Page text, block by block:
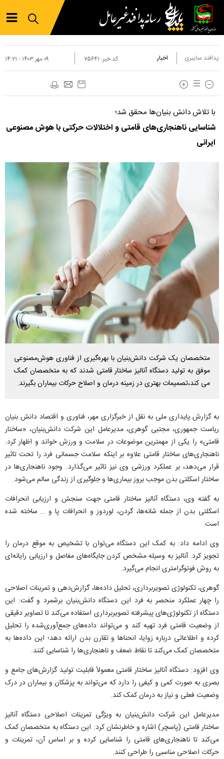
پدافند سایبری اخبار ۰۹ مهر ۱۴۰۳ - ۱۴:۲۱ کد خبر: ۷۵۶۴۱
با تلاش دانش بنیان‌ها محقق شد؛
شناسایی ناهنجاری‌های قامتی و اختلالات حرکتی با هوش مصنوعی
ایرانی
متخصصان یک شرکت دانش‌بنیان با بهره‌گیری از فناوری هوش‌مصنوعی
موفق به تولید دستگاه آنالیز ساختار قامتی شدند که به متخصصان کمک
می کند،تصمیمات بهتری در زمینه درمان و اصلاح حرکات بیماران بگیرند.
به گزارش پایداری ملی به نقل از خبرگزاری مهر، فناوری و اقتصاد دانش بنیان
ریاست جمهوری، مجتبی گوهری، مدیرعامل این شرکت دانش‌بنیان، «ساختار
قامتی» را یکی از مهمترین موضوعات در سلامت و ورزش خواند و اظهار کرد:
ناهنجاری‌های ساختار قامتی علاوه بر اینکه سلامت جسمانی فرد را تحت تاثیر
قرار می‌دهد، بر عملکرد ورزشی وی نیز تاثیر می‌گذارد. وجود ناهنجاری‌ها در
ساختار اسکلتی بدن موجب بروز بیماری‌ها و جلوگیری از زندگی سالم می‌شود.
به گفته وی، دستگاه آنالیز ساختار قامتی جهت سنجش و ارزیابی انحرافات
اسکلتی بدن از جمله شانه‌ها، گردن، لوردوز و انحرافات پا و … ساخته شده
است.
وی ادامه داد: به کمک این دستگاه می‌توان با تشخیص به موقع درمان را
تجویز کرد. آنالیز به وسیله مشخص کردن جایگاه‌های مفاصل و ارزیابی رایانه‌ای
به روش فوتوگرامتری انجام می‌گیرد.
گوهری، تکنولوژی تصویربرداری، تحلیل داده‌ها، گزارش‌دهی و تمرینات اصلاحی
را چهار عملکرد منحصر به فرد این دستگاه دانش‌بنیان برشمرد و گفت: این
دستگاه از تکنولوژی‌های پیشرفته تصویربرداری استفاده می‌کند تا تصاویر دقیقی
از وضعیت قامتی فرد تهیه کند و می‌تواند داده‌های جمع‌آوری‌شده را تحلیل
کرده و اطلاعاتی درباره زوایا، انحناها و تقارن بدن ارائه دهد؛ این داده‌ها به
متخصصان کمک می‌کند تا نقاط ضعف و ناهنجاری‌ها را شناسایی کنند.
وی افزود: دستگاه‌ آنالیز ساختار قامتی معمولاً قابلیت تولید گزارش‌های جامع و
بصری به صورت کمی و کیفی را دارد که می‌تواند به پزشکان و بیماران در درک
وضعیت فعلی و نیاز به درمان کمک کند.
مدیرعامل این شرکت دانش‌بنیان به ویژگی تمرینات اصلاحی دستگاه آنالیز
ساختار قامتی (پاسچر) اشاره و خاطرنشان کرد: این دستگاه به متخصصان کمک
می‌کند تا ناهنجاری‌های قامتی را شناسایی کرده و بر اساس آن، تمرینات و
حرکات اصلاحی مناسبی را طراحی کنند.